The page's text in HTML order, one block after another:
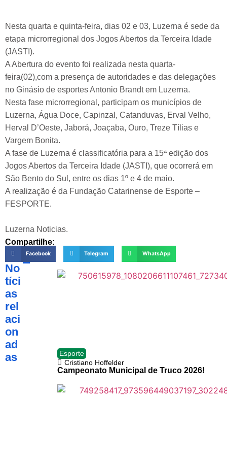
Nesta quarta e quinta-feira, dias 02 e 03, Luzerna é sede da
etapa microrregional dos Jogos Abertos da Terceira Idade
(JASTI).
A Abertura do evento foi realizada nesta quarta-
feira(02),com a presença de autoridades e das delegações
no Ginásio de esportes Antonio Brandt em Luzerna.
Nesta fase microrregional, participam os municípios de
Luzerna, Água Doce, Capinzal, Catanduvas, Erval Velho,
Herval D’Oeste, Jaborá, Joaçaba, Ouro, Treze Tílias e
Vargem Bonita.
A fase de Luzerna é classificatória para a 15ª edição dos
Jogos Abertos da Terceira Idade (JASTI), que ocorrerá em
São Bento do Sul, entre os dias 1º e 4 de maio.
A realização é da Fundação Catarinense de Esporte –
FESPORTE.
Luzerna Noticias.
Compartilhe:
Facebook Telegram WhatsApp
No
tíci
as
rel
aci
on
ad
as
Esporte
Cristiano Hoffelder
Campeonato Municipal de Truco 2026!